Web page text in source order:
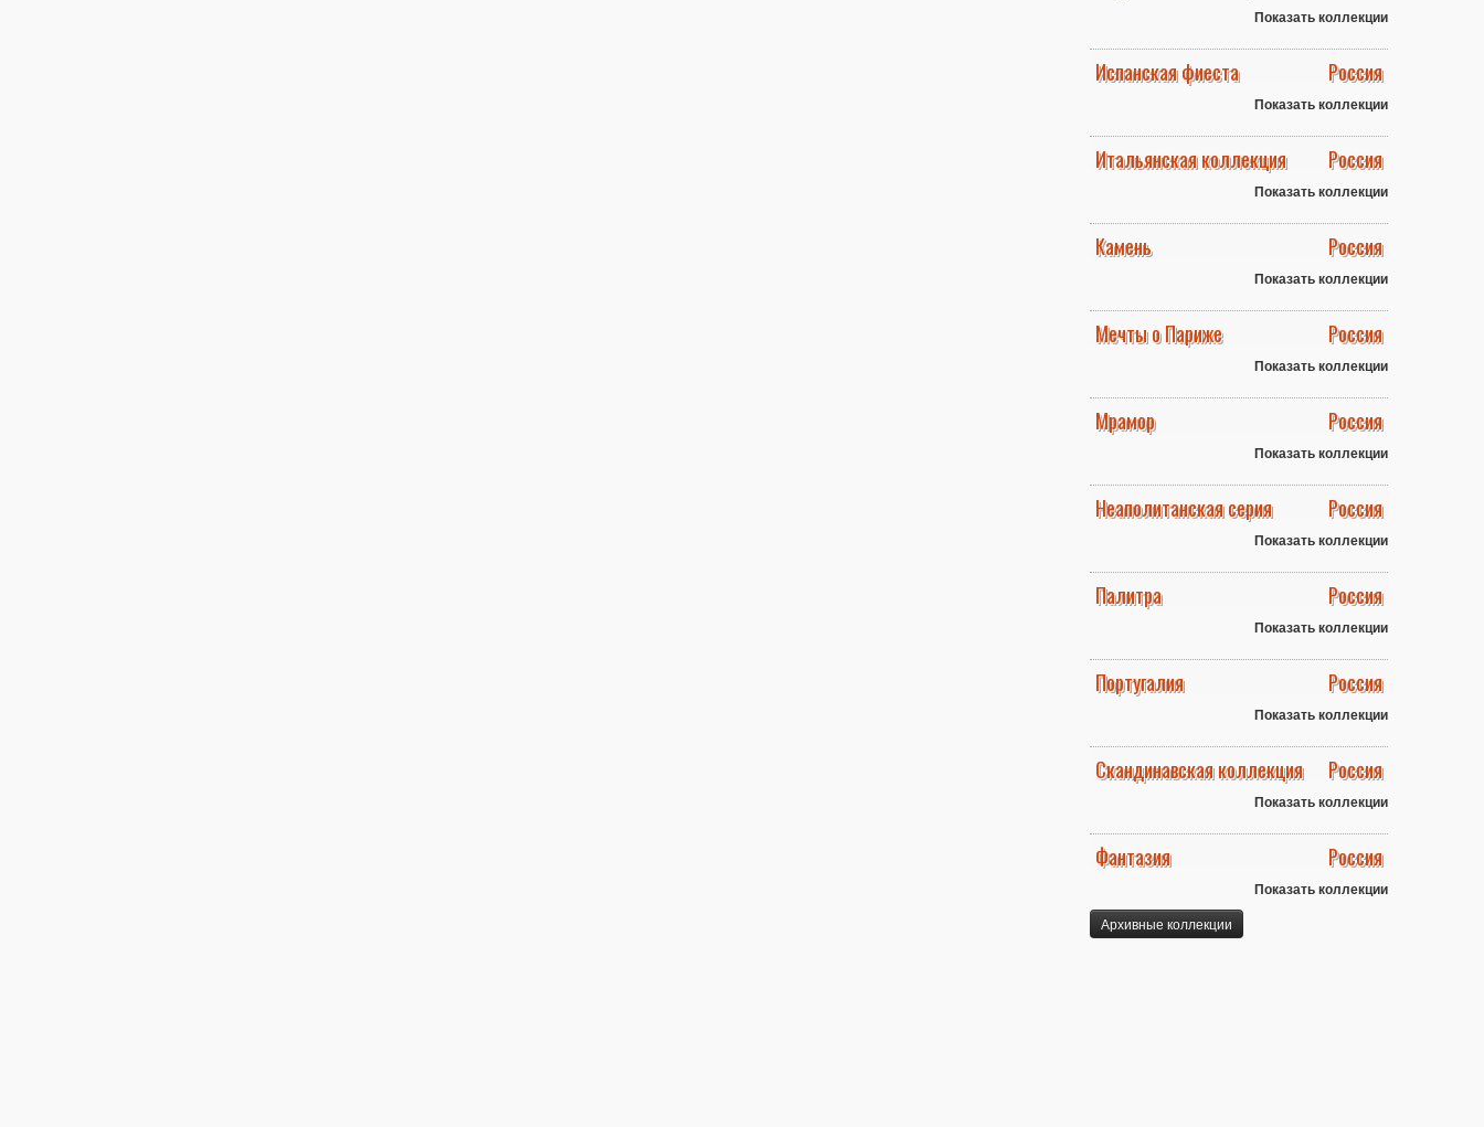
Показать коллекции
Испанская фиеста Россия
Показать коллекции
Итальянская коллекция Россия
Показать коллекции
Камень Россия
Показать коллекции
Мечты о Париже Россия
Показать коллекции
Мрамор Россия
Показать коллекции
Неаполитанская серия Россия
Показать коллекции
Палитра Россия
Показать коллекции
Португалия Россия
Показать коллекции
Скандинавская коллекция Россия
Показать коллекции
Фантазия Россия
Показать коллекции
Архивные коллекции